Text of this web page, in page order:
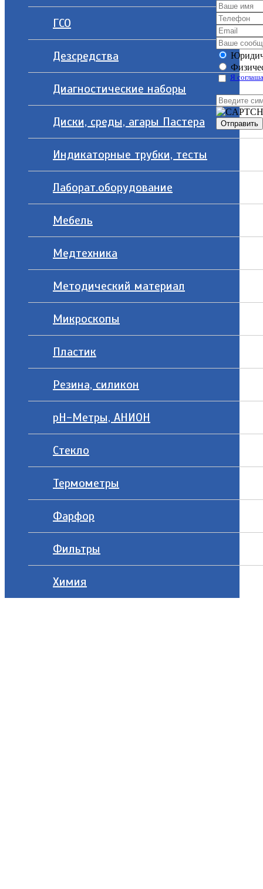
ГСО
Дезсредства
Диагностические наборы
Диски, среды, агары Пастера
Индикаторные трубки, тесты
Лаборат.оборудование
Мебель
Медтехника
Методический материал
Микроскопы
Пластик
Резина, силикон
рН-Метры, АНИОН
Стекло
Термометры
Фарфор
Фильтры
Химия
Я